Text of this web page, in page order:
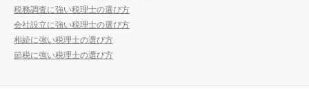
税務調査に強い税理士の選び方
会社設立に強い税理士の選び方
相続に強い税理士の選び方
節税に強い税理士の選び方